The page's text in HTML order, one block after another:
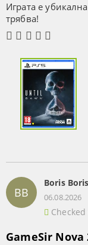
Играта е
трябва!
BB
Boris
06.08.2026
GameSir